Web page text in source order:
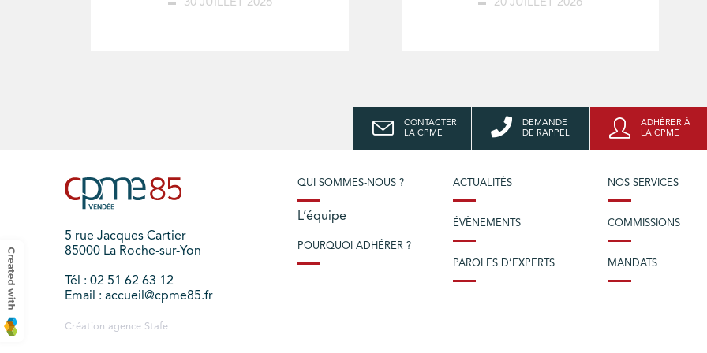
30 JUILLET 2026 20 JUILLET 2026
CONTACTER
LA CPME
DEMANDE
DE RAPPEL
ADHÉRER À
LA CPME
5 rue Jacques Cartier
85000 La Roche-sur-Yon
Tél : 02 51 62 63 12
Email : accueil@cpme85.fr
Création agence Stafe
QUI SOMMES-NOUS ?
L’équipe
POURQUOI ADHÉRER ?
ACTUALITÉS
ÉVÈNEMENTS
PAROLES D’EXPERTS
NOS SERVICES
COMMISSIONS
MANDATS